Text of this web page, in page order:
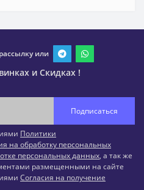
или
и Скидках !
Подписаться
Политики
на обработку персональных
персональных данных, а так же
размещенными на сайте
Согласия на получение